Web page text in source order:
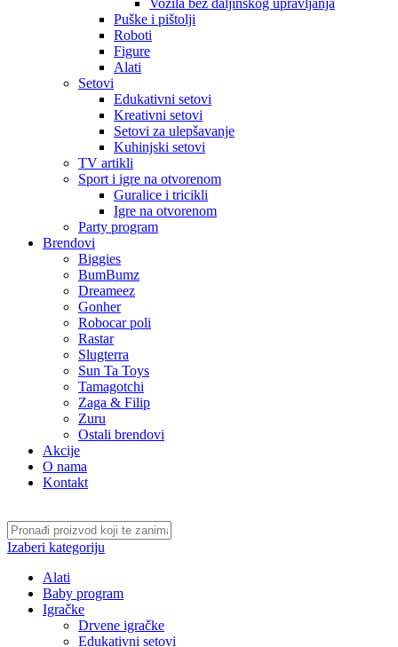
Vozila bez daljinskog upravljanja
Puške i pištolji
Roboti
Figure
Alati
Setovi
Edukativni setovi
Kreativni setovi
Setovi za ulepšavanje
Kuhinjski setovi
TV artikli
Sport i igre na otvorenom
Guralice i tricikli
Igre na otvorenom
Party program
Brendovi
Biggies
BumBumz
Dreameez
Gonher
Robocar poli
Rastar
Slugterra
Sun Ta Toys
Tamagotchi
Zaga & Filip
Zuru
Ostali brendovi
Akcije
O nama
Kontakt
Izaberi kategoriju
Alati
Baby program
Igračke
Drvene igračke
Edukativni setovi